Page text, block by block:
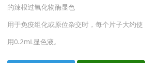
的辣根过氧化物酶显色
用于免疫组化或原位杂交时，每个片子大约使
用0.2mL显色液。